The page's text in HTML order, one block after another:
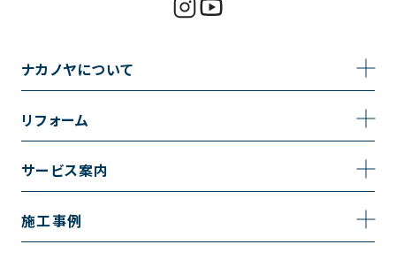
ナカノヤについて
事業内容
採用情報
リフォーム
トイレのリフォーム
キッチンのリフォーム
サービス案内
サービスの流れ
施工事例